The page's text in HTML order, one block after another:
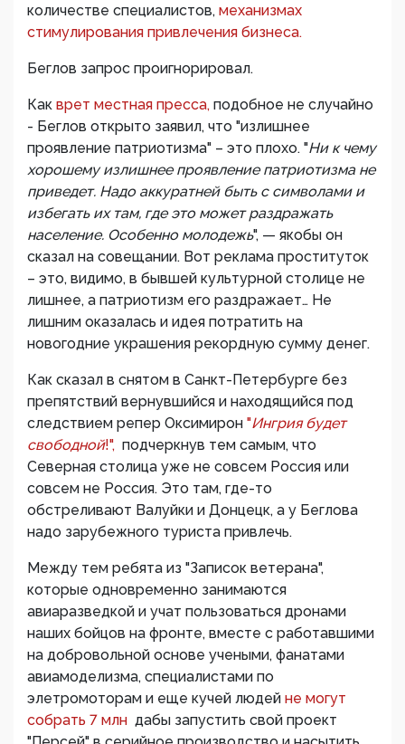
количестве специалистов, механизмах
стимулирования привлечения бизнеса.
Беглов запрос проигнорировал.
Как врет местная пресса, подобное не случайно
- Беглов открыто заявил, что "излишнее
проявление патриотизма" – это плохо. "Ни к чему
хорошему излишнее проявление патриотизма не
приведет. Надо аккуратней быть с символами и
избегать их там, где это может раздражать
население. Особенно молодежь", — якобы он
сказал на совещании. Вот реклама проституток
– это, видимо, в бывшей культурной столице не
лишнее, а патриотизм его раздражает… Не
лишним оказалась и идея потратить на
новогодние украшения рекордную сумму денег.
Как сказал в снятом в Санкт-Петербурге без
препятствий вернувшийся и находящийся под
следствием репер Оксимирон "Ингрия будет
свободной!", подчеркнув тем самым, что
Северная столица уже не совсем Россия или
совсем не Россия. Это там, где-то
обстреливают Валуйки и Донцецк, а у Беглова
надо зарубежного туриста привлечь.
Между тем ребята из "Записок ветерана",
которые одновременно занимаются
авиаразведкой и учат пользоваться дронами
наших бойцов на фронте, вместе с работавшими
на добровольной основе учеными, фанатами
авиамоделизма, специалистами по
элетромоторам и еще кучей людей не могут
собрать 7 млн дабы запустить свой проект